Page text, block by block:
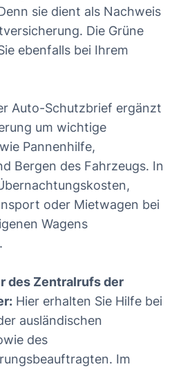
sie dient als Nachweis
Die Grüne
ebenfalls bei Ihrem
Auto-Schutzbrief ergänzt
um wichtige
Pannenhilfe,
Bergen des Fahrzeugs. In
oder Mietwagen bei
Wagens
des Zentralrufs der
Hier erhalten Sie Hilfe bei
ausländischen
des
Im